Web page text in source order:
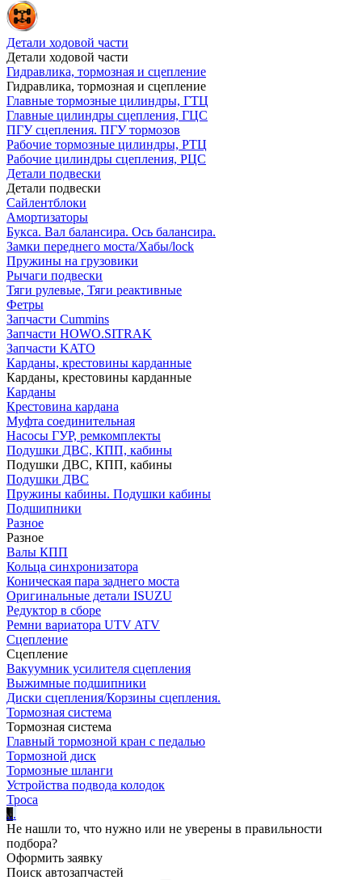
Детали ходовой части
Детали ходовой части
Гидравлика, тормозная и сцепление
Гидравлика, тормозная и сцепление
Главные тормозные цилиндры, ГТЦ
Главные цилиндры сцепления, ГЦС
ПГУ сцепления. ПГУ тормозов
Рабочие тормозные цилиндры, РТЦ
Рабочие цилиндры сцепления, РЦС
Детали подвески
Детали подвески
Cайлентблоки
Амортизаторы
Букса. Вал балансира. Ось балансира.
Замки переднего моста/Хабы/lock
Пружины на грузовики
Рычаги подвески
Тяги рулевые, Тяги реактивные
Фетры
Запчасти Cummins
Запчасти HOWO.SITRAK
Запчасти KATO
Карданы, крестовины карданные
Карданы, крестовины карданные
Карданы
Крестовина кардана
Муфта соединительная
Насосы ГУР, ремкомплекты
Подушки ДВС, КПП, кабины
Подушки ДВС, КПП, кабины
Подушки ДВС
Пружины кабины. Подушки кабины
Подшипники
Разное
Разное
Валы КПП
Кольца синхронизатора
Коническая пара заднего моста
Оригинальные детали ISUZU
Редуктор в сборе
Ремни вариатора UTV ATV
Сцепление
Сцепление
Вакуумник усилителя сцепления
Выжимные подшипники
Диски сцепления/Корзины сцепления.
Тормозная система
Тормозная система
Главный тормозной кран с педалью
Тормозной диск
Тормозные шланги
Устройства подвода колодок
Троса
...
Не нашли то, что нужно или не уверены в правильности
подбора?
Оформить заявку
Поиск автозапчастей